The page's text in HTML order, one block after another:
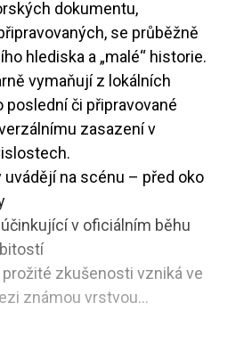
dokumentu,
se průběžně
hlediska a „malé“ historie.
vymaňují z lokálních
či připravované
zasazení v
na scénu – před oko
v oficiálním běhu
zkušenosti vzniká ve
známou vrstvou...